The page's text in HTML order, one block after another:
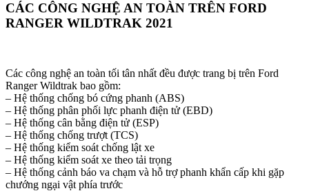
CÁC CÔNG NGHỆ AN TOÀN TRÊN FORD
RANGER WILDTRAK 2021
Các công nghệ an toàn tối tân nhất đều được trang bị trên Ford
Ranger Wildtrak bao gồm:
– Hệ thống chống bó cứng phanh (ABS)
– Hệ thống phân phối lực phanh điện tử (EBD)
– Hệ thống cân bằng điện tử (ESP)
– Hệ thống chống trượt (TCS)
– Hệ thống kiểm soát chống lật xe
– Hệ thống kiểm soát xe theo tải trọng
– Hệ thống cảnh báo va chạm và hỗ trợ phanh khẩn cấp khi gặp
chướng ngại vật phía trước